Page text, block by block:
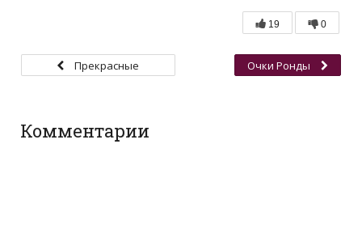
19 0
Прекрасные
Очки Ронды
Комментарии